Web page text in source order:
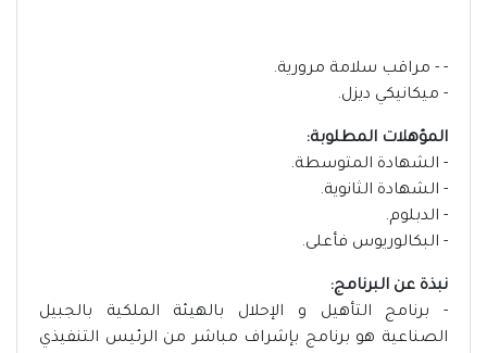
- - مراقب سلامة مرورية.
- ميكانيكي ديزل.
المؤهلات المطلوبة:
- الشهادة المتوسطة.
- الشهادة الثانوية.
- الدبلوم.
- البكالوريوس فأعلى.
نبذة عن البرنامج:
- برنامج التأهيل و الإحلال بالهيئة الملكية بالجبيل
الصناعية هو برنامج بإشراف مباشر من الرئيس التنفيذي